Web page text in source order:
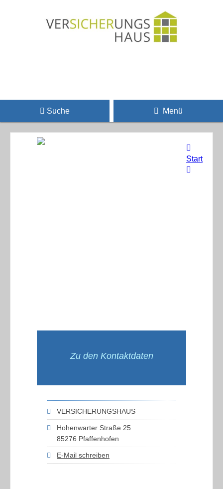
Suche Menü
Zu den Kontaktdaten
VERSICHERUNGSHAUS
Hohenwarter Straße 25
85276 Pfaffenhofen
E-Mail schreiben
Start